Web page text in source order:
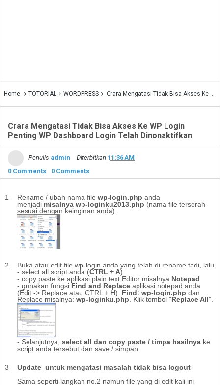
Home TOTORIAL WORDPRESS Crara Mengatasi Tidak Bisa Akses Ke WP Login Penting WP Dashboard Login Telah Dinonaktifkan
Crara Mengatasi Tidak Bisa Akses Ke WP Login
Penting WP Dashboard Login Telah Dinonaktifkan
Penulis admin Diterbitkan 11:36 AM
0 Comments
0 Comments
Rename / ubah nama file wp-login.php anda
menjadi misalnya wp-loginku2013.php (nama file terserah
sesuai dengan keinginan anda).
Buka atau edit file wp-login anda yang telah di rename tadi, lalu
- select all script anda (CTRL + A)
- copy paste ke aplikasi plain text Editor misalnya Notepad
- gunakan fungsi Find and Replace aplikasi notepad anda
(Edit -> Replace atau CTRL + H). Find: wp-login.php dan
Replace misalnya: wp-loginku.php . Klik tombol "Replace All".
- Selanjutnya, select all dan copy paste / timpa hasilnya ke
script anda tersebut dan save / simpan.
Update untuk mengatasi masalah tidak bisa logout
Sama seperti langkah no.2 namun file yang di edit kali ini